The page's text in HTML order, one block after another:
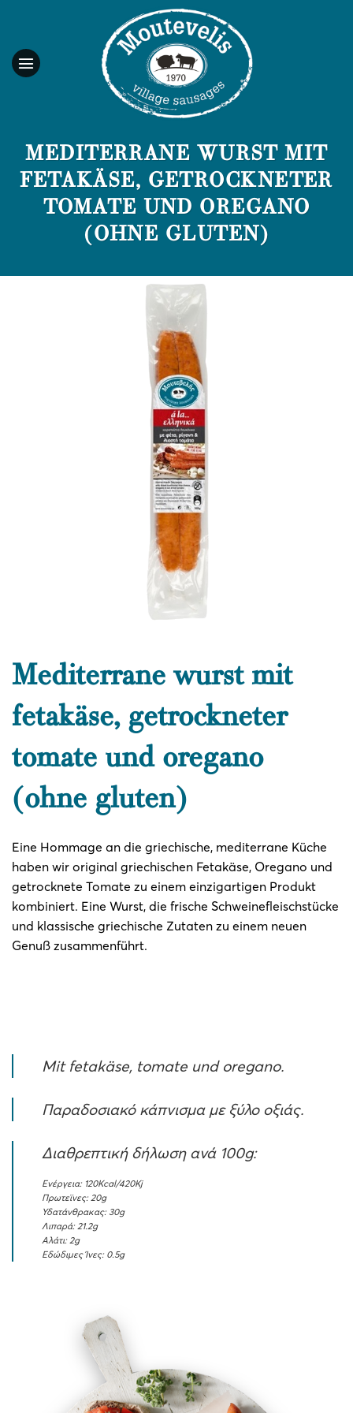
content
MEDITERRANE WURST MIT
FETAKÄSE, GETROCKNETER
TOMATE UND OREGANO
(OHNE GLUTEN)
Mediterrane wurst mit
fetakäse, getrockneter
tomate und oregano
(ohne gluten)
Eine Hommage an die griechische, mediterrane Küche
haben wir original griechischen Fetakäse, Oregano und
getrocknete Tomate zu einem einzigartigen Produkt
kombiniert. Eine Wurst, die frische Schweinefleischstücke
und klassische griechische Zutaten zu einem neuen
Genuß zusammenführt.
Mit fetakäse, tomate und oregano.
Παραδοσιακό κάπνισμα με ξύλο οξιάς.
Διαθρεπτική δήλωση ανά 100g:
Ενέργεια: 120Kcal/420Kj
Πρωτεϊνες: 20g
Υδατάνθρακας: 30g
Λιπαρά: 21.2g
Αλάτι: 2g
Εδώδιμες Ίνες: 0.5g